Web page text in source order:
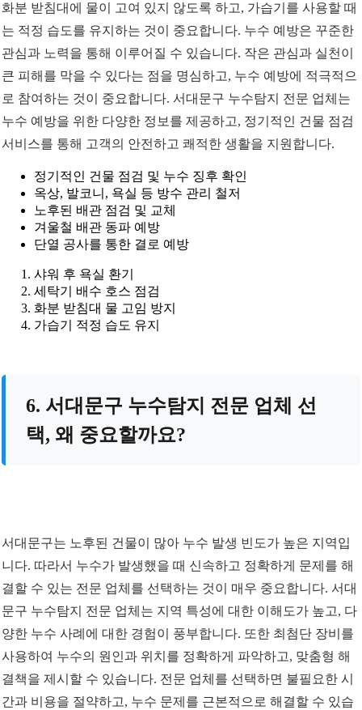
화분 받침대에 물이 고여 있지 않도록 하고, 가습기를 사용할 때
는 적정 습도를 유지하는 것이 중요합니다. 누수 예방은 꾸준한
관심과 노력을 통해 이루어질 수 있습니다. 작은 관심과 실천이
큰 피해를 막을 수 있다는 점을 명심하고, 누수 예방에 적극적으
로 참여하는 것이 중요합니다. 서대문구 누수탐지 전문 업체는
누수 예방을 위한 다양한 정보를 제공하고, 정기적인 건물 점검
서비스를 통해 고객의 안전하고 쾌적한 생활을 지원합니다.
정기적인 건물 점검 및 누수 징후 확인
옥상, 발코니, 욕실 등 방수 관리 철저
노후된 배관 점검 및 교체
겨울철 배관 동파 예방
단열 공사를 통한 결로 예방
샤워 후 욕실 환기
세탁기 배수 호스 점검
화분 받침대 물 고임 방지
가습기 적정 습도 유지
6. 서대문구 누수탐지 전문 업체 선
택, 왜 중요할까요?
서대문구는 노후된 건물이 많아 누수 발생 빈도가 높은 지역입
니다. 따라서 누수가 발생했을 때 신속하고 정확하게 문제를 해
결할 수 있는 전문 업체를 선택하는 것이 매우 중요합니다. 서대
문구 누수탐지 전문 업체는 지역 특성에 대한 이해도가 높고, 다
양한 누수 사례에 대한 경험이 풍부합니다. 또한 최첨단 장비를
사용하여 누수의 원인과 위치를 정확하게 파악하고, 맞춤형 해
결책을 제시할 수 있습니다. 전문 업체를 선택하면 불필요한 시
간과 비용을 절약하고, 누수 문제를 근본적으로 해결할 수 있습